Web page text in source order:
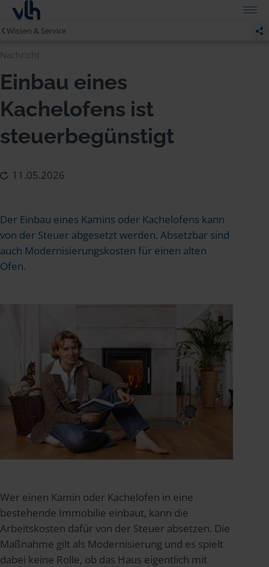
Wissen & Service
Nachricht
Einbau eines
Kachelofens ist
steuerbegünstigt
11.05.2026
Der Einbau eines Kamins oder Kachelofens kann
von der Steuer abgesetzt werden. Absetzbar sind
auch Modernisierungskosten für einen alten
Ofen.
Wer einen Kamin oder Kachelofen in eine
bestehende Immobilie einbaut, kann die
Arbeitskosten dafür von der Steuer absetzen. Die
Maßnahme gilt als Modernisierung und es spielt
dabei keine Rolle, ob das Haus eigentlich mit